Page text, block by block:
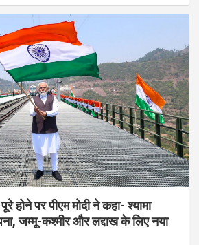
पर पीएम मोदी ने कहा- श्यामा
जम्मू-कश्मीर और लद्दाख के लिए नया